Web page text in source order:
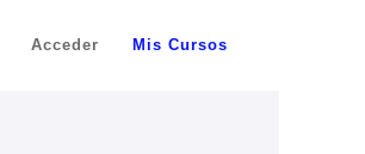
Acceder Mis Cursos